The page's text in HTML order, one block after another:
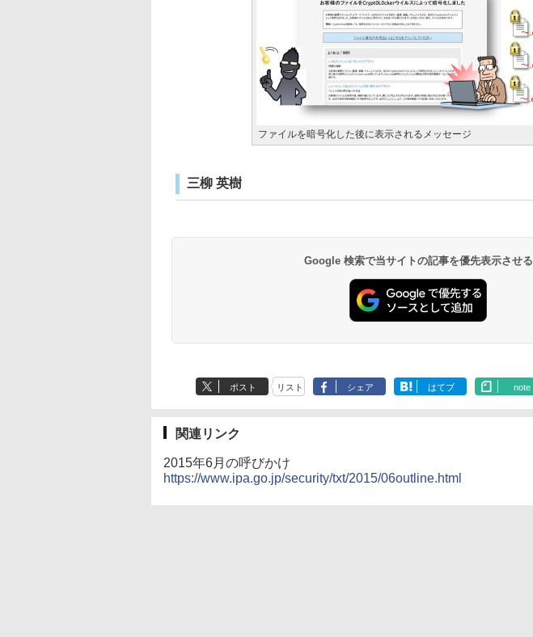
ファイルを暗号化した後に表示されるメッセージ
三柳 英樹
Google 検索で当サイトの記事を優先表示させる
ポスト リスト シェア はてブ note
関連リンク
2015年6月の呼びかけ
https://www.ipa.go.jp/security/txt/2015/06outline.html